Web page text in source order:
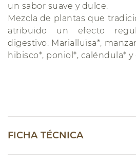
un sabor suave y dulce.
Mezcla de plantas que
atribuido un efecto
digestivo: Marialluïsa*,
hibisco*, poniol*, caléndula* y
FICHA TÉCNICA